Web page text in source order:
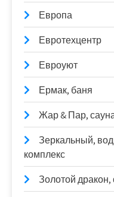
Европа
Евротехцентр
Евроуют
Ермак, баня
Жар & Пар,
Зеркальный,
комплекс
Золотой дракон,